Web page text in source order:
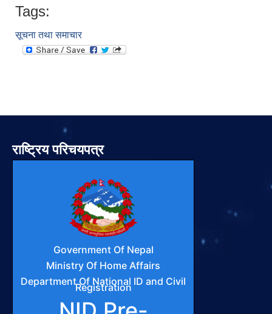
Tags:
सूचना तथा समाचार
राष्ट्रिय परिचयपत्र